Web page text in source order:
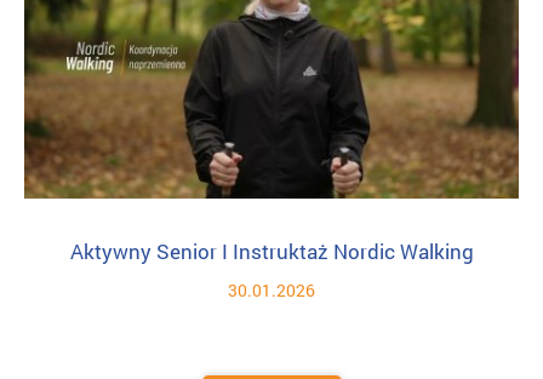
Aktywny Senior I Instruktaż Nordic Walking
30.01.2026